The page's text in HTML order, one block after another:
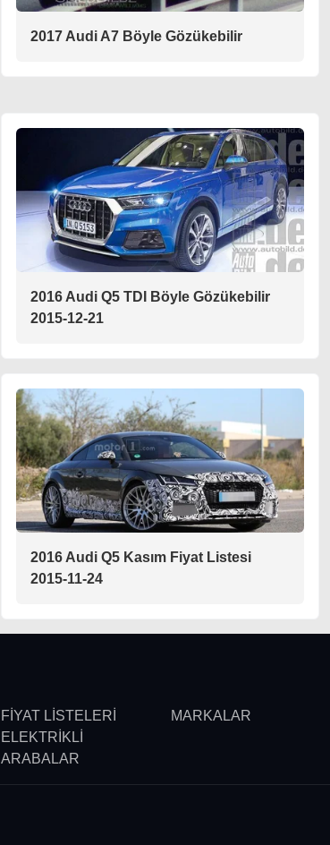
2017 Audi A7 Böyle Gözükebilir
2016 Audi Q5 TDI Böyle Gözükebilir
2015-12-21
2016 Audi Q5 Kasım Fiyat Listesi
2015-11-24
FİYAT LİSTELERİ
ELEKTRİKLİ
ARABALAR
MARKALAR